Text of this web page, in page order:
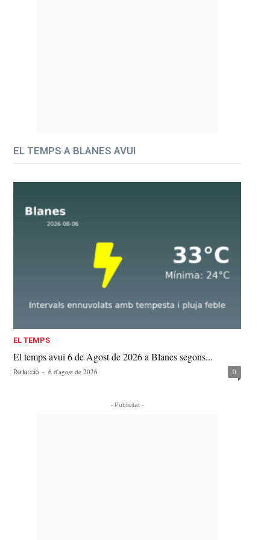
EL TEMPS A BLANES AVUI
EL TEMPS
El temps avui 6 de Agost de 2026 a Blanes segons...
Redacció - 6 d'agost de 2026 0
- Publicitat -